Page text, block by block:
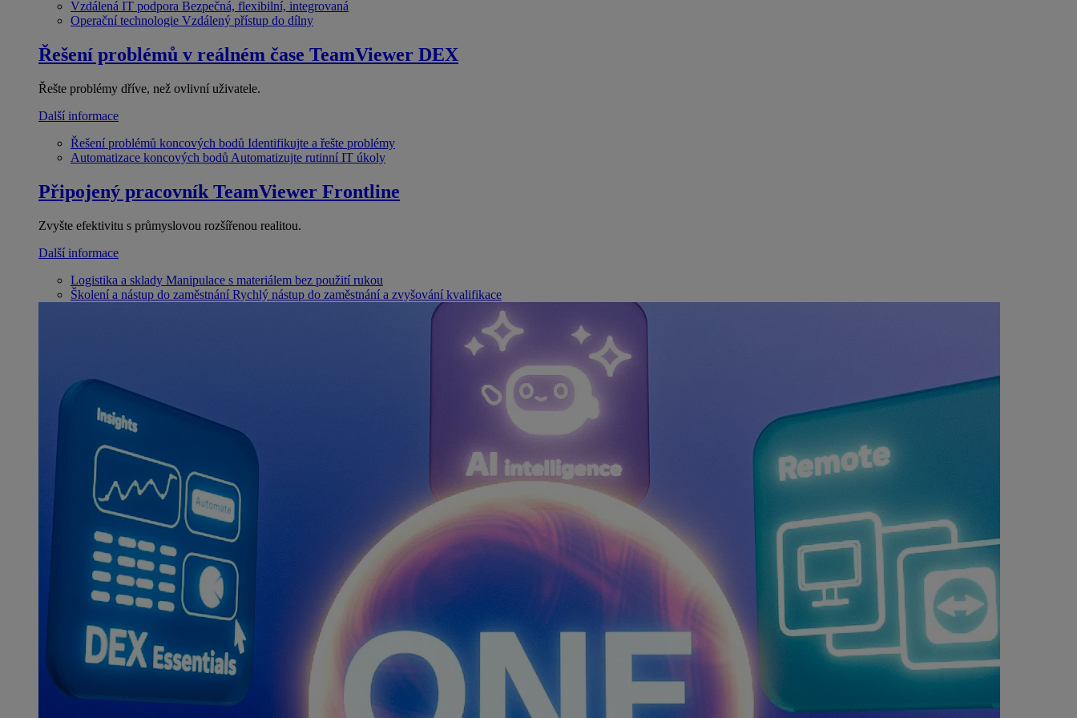
Vzdálená IT podpora Bezpečná, flexibilní, integrovaná
Operační technologie Vzdálený přístup do dílny
Řešení problémů v reálném čase TeamViewer DEX
Řešte problémy dříve, než ovlivní uživatele.
Další informace
Řešení problémů koncových bodů Identifikujte a řešte problémy
Automatizace koncových bodů Automatizujte rutinní IT úkoly
Připojený pracovník TeamViewer Frontline
Zvyšte efektivitu s průmyslovou rozšířenou realitou.
Další informace
Logistika a sklady Manipulace s materiálem bez použití rukou
Školení a nástup do zaměstnání Rychlý nástup do zaměstnání a zvyšování kvalifikace